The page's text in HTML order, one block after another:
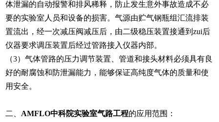
体泄漏的自动报警和排风稀释，防止发生意外事故造成不必
要的实验室人员和设备的损害。气源由贮气钢瓶组汇流排装
置流出，经一次减压阀减压后，由二级稳压装置接通到zui后
仪器要求调压装置后经过管路接入仪器内部。
（3）气体管路的压力调节装置、管道和接头材料必须具有良
好的耐腐蚀和防泄漏能力，能够保证高纯度气体的质量和使
用安全。
二、 AMFLO中科院实验室气路工程的应用范围：